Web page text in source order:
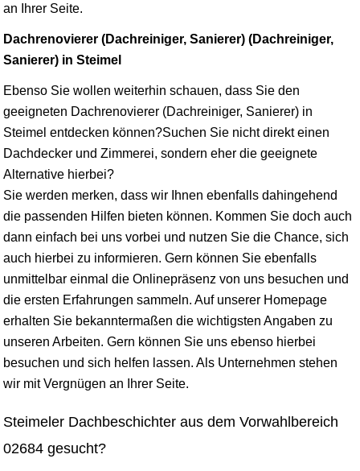
an Ihrer Seite.
Dachrenovierer (Dachreiniger, Sanierer) (Dachreiniger,
Sanierer) in Steimel
Ebenso Sie wollen weiterhin schauen, dass Sie den
geeigneten Dachrenovierer (Dachreiniger, Sanierer) in
Steimel entdecken können?Suchen Sie nicht direkt einen
Dachdecker und Zimmerei, sondern eher die geeignete
Alternative hierbei?
Sie werden merken, dass wir Ihnen ebenfalls dahingehend
die passenden Hilfen bieten können. Kommen Sie doch auch
dann einfach bei uns vorbei und nutzen Sie die Chance, sich
auch hierbei zu informieren. Gern können Sie ebenfalls
unmittelbar einmal die Onlinepräsenz von uns besuchen und
die ersten Erfahrungen sammeln. Auf unserer Homepage
erhalten Sie bekanntermaßen die wichtigsten Angaben zu
unseren Arbeiten. Gern können Sie uns ebenso hierbei
besuchen und sich helfen lassen. Als Unternehmen stehen
wir mit Vergnügen an Ihrer Seite.
Steimeler Dachbeschichter aus dem Vorwahlbereich
02684 gesucht?